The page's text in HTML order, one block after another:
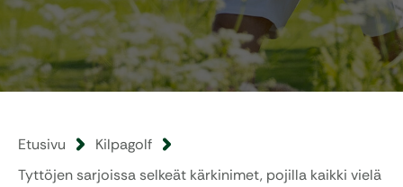
Etusivu
Kilpagolf
Tyttöjen sarjoissa selkeät kärkinimet, pojilla kaikki vielä